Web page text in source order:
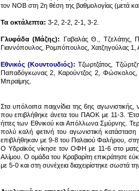
τον ΝΟΒ στη 2η θέση της βαθμολογίας (μετά
Τα οκτάλεπτα: 3-2, 2-2, 2-1, 3-2.
Γλυφάδα(Μάζης): Γαβαλάς Θ., Τζελάτης,
Γιαννόπουλος, Ρομπόπουλος, Χατζηγούλας
Εθνικός (Κουντουδιός): Τζωρτζάτος,
Παπαδόγκωνας 2, Καρούντζος 2, Φώσκολος,
Μπραϊμης.
Στα υπόλοιπα παιχνίδια της 6ης
που επιβλήθηκε άνετα του ΠΑΟΚ με 11-3.
ήττες των Εθνικού και Απόλλωνα Σμύρνης.
πολύ καλή φετινή του αγωνιστική
επιβλήθηκαν με 9-8 του Παλαιού Φαλήρου,
Ο Υδραϊκός νίκησε τον ΟΦΗ με 11-6 στο ματς
Αλίμου. Ο ομάδα του Κραβαρίτη επικράτησε
με 5-0 και στη συνέχεια διαχειρίστηκε σωστά